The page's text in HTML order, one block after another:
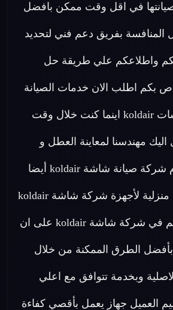
في اقل وقت ممكن بافضل
المنافسة بفريق دعم فني لتحديد
واطلاعكم علي طريقة حل
بكم اطلب الان خدمات الصيانة
لاجهزة شركة شاشات koldair اينما كنت خلال وقت
مهندسنا لمعاينة العطل و
صيانة الجهاز . تقوم شركة صيانة شاشة koldair أيضا
بتوفير خدمة صيانة منزلية لأجهزة شركة شاشة koldair
بمصر لحرصنا الدائم في شركة شاشة koldair على ان
بأفضل الطرق الممكنة من خلال
وبخدمة تتوافق مع اعلي
العميل جهاز يعمل بأقصي كفاءة